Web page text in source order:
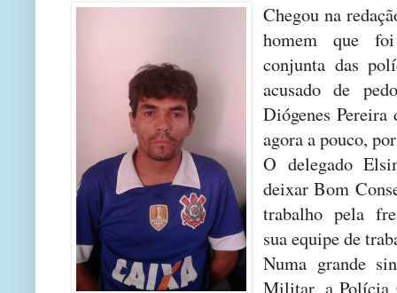
Chegou na
homem que
conjunta das
acusado de
Diógenes
agora a pouco,
O delegado
deixar Bom
trabalho pela
sua equipe de
Numa grande
Militar, a Polícia